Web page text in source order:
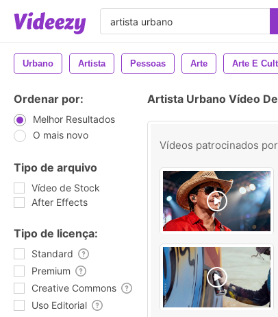
Urbano Artista Pessoas Arte Arte E
Ordenar por:
Melhor Resultados
O mais novo
Tipo de arquivo
Vídeo de Stock
After Effects
Tipo de licença:
Standard
Premium
Creative Commons
Uso Editorial
Artista Urbano Vídeo
Vídeos patrocinados por